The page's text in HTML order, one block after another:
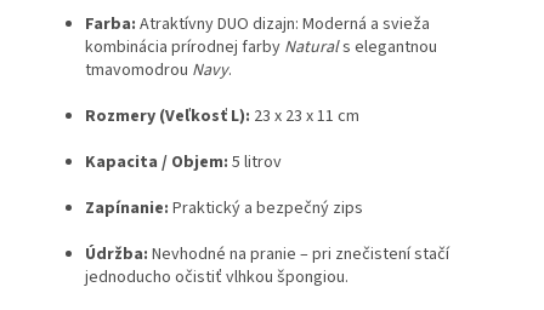
Farba: Atraktívny DUO dizajn: Moderná a svieža
kombinácia prírodnej farby Naturals elegantnou
tmavomodrou Navy.
Rozmery (Veľkosť L): 23 x 23 x 11 cm
Kapacita / Objem: 5 litrov
Zapínanie: Praktický a bezpečný zips
Údržba: Nevhodné na pranie – pri znečistení stačí
jednoducho očistiť vlhkou špongiou.